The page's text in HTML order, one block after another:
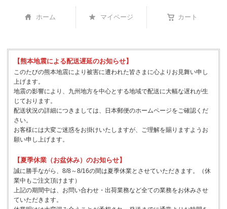
ホーム マイページ カート
【熊本地震による配送遅延のお知らせ】
このたびの熊本地震により被害に遭われた皆さまに心よりお見舞い申し
上げます。
地震の影響により、九州地方を中心とする地域で配送に大幅な遅れが生
じております。
配送状況の詳細につきましては、日本郵便のホームページをご確認くだ
さい。
お客様には大変ご迷惑をお掛けいたしますが、ご理解を賜りますようお
願い申し上げます。
【夏季休業（お盆休み）のお知らせ】
誠に勝手ながら、8/8～8/16の間は夏季休業とさせていただきます。（休
業中もご注文頂けます）
上記の期間中は、お問い合わせ・出荷業務など全ての業務をお休みさせ
ていただきます。